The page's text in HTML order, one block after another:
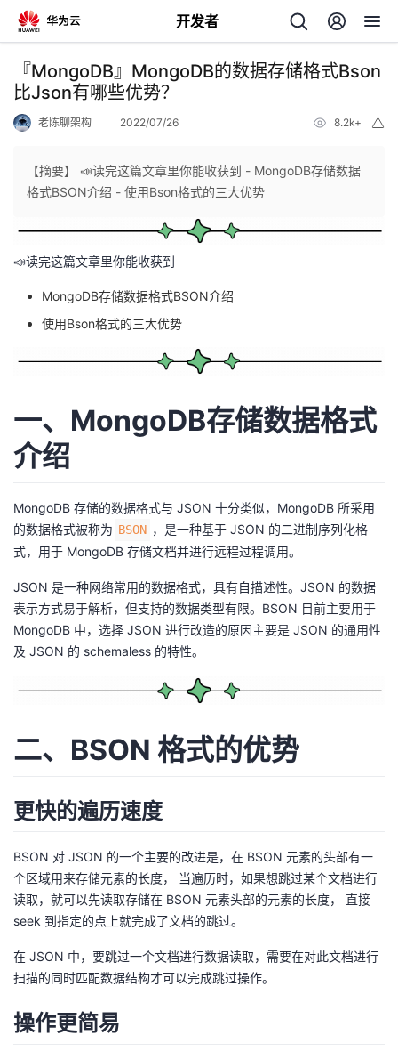
开发者
返
回
人
主
我
的
的
博
客
我
的
论
坛
我
的
圈
子
我
的
直
我
的
我
注
开
发
者
学
我
的
Programs
我
的
支
持
的
我
『MongoDB』MongoDB的数据存储格式Bson
比Json有哪些优势？
老陈聊架构 2022/07/26 8.2k+
【摘要】 📣读完这篇文章里你能收获到 - MongoDB存储数据
格式BSON介绍 - 使用Bson格式的三大优势
📣读完这篇文章里你能收获到
MongoDB存储数据格式BSON介绍
使用Bson格式的三大优势
一、MongoDB存储数据格式
介绍
MongoDB 存储的数据格式与 JSON 十分类似，MongoDB 所采用
的数据格式被称为 BSON ，是一种基于 JSON 的二进制序列化格
式，用于 MongoDB 存储文档并进行远程过程调用。
JSON 是一种网络常用的数据格式，具有自描述性。JSON 的数据
表示方式易于解析，但支持的数据类型有限。BSON 目前主要用于
MongoDB 中，选择 JSON 进行改造的原因主要是 JSON 的通用性
及 JSON 的 schemaless 的特性。
二、BSON 格式的优势
更快的遍历速度
BSON 对 JSON 的一个主要的改进是，在 BSON 元素的头部有一
个区域用来存储元素的长度， 当遍历时，如果想跳过某个文档进行
读取，就可以先读取存储在 BSON 元素头部的元素的长度， 直接
seek 到指定的点上就完成了文档的跳过。
在 JSON 中，要跳过一个文档进行数据读取，需要在对此文档进行
扫描的同时匹配数据结构才可以完成跳过操作。
操作更简易